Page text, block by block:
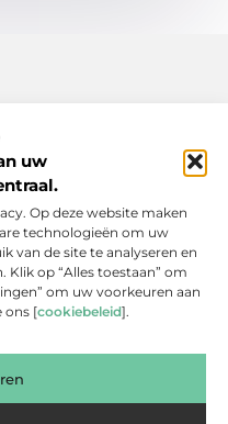
uw
Op deze website maken
technologieën om uw
van de site te analyseren en
op “Alles toestaan” om
om uw voorkeuren aan
ons [cookiebeleid].
voor elk moment.
en blogs die je dagelijks
tot boeiende verhalen.